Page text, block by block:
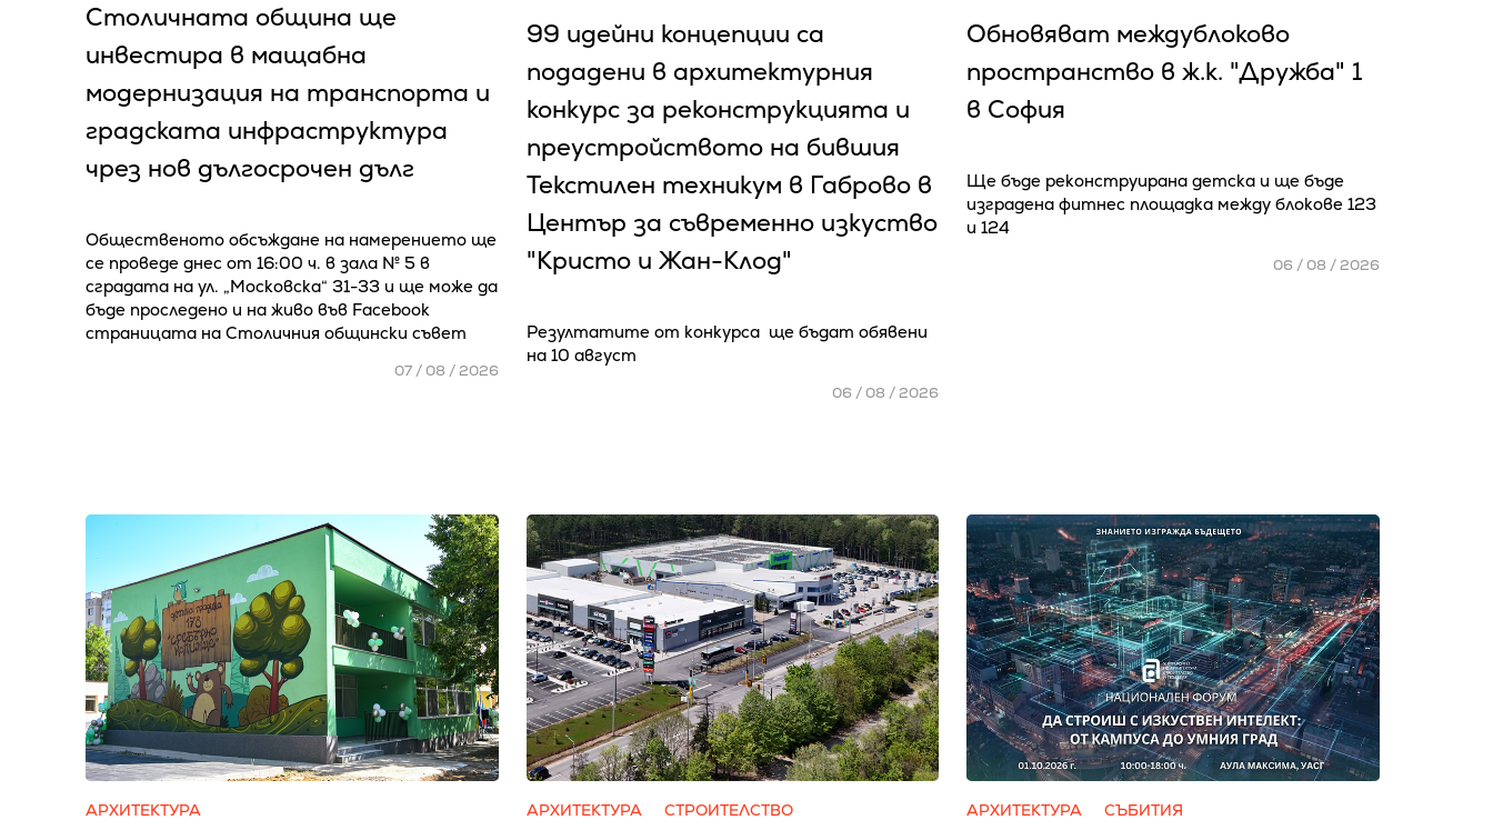
Столичната община ще
инвестира в мащабна
модернизация на транспорта и
градската инфраструктура
чрез нов дългосрочен дълг
Общественото обсъждане на намерението ще
се проведе днес от 16:00 ч. в зала № 5 в
сградата на ул. „Московска“ 31-33 и ще може да
бъде проследено и на живо във Facebook
страницата на Столичния общински съвет
07 / 08 / 2026
99 идейни концепции са
подадени в архитектурния
конкурс за реконструкцията и
преустройството на бившия
Текстилен техникум в Габрово в
Център за съвременно изкуство
"Кристо и Жан-Клод"
Резултатите от конкурса ще бъдат обявени
на 10 август
06 / 08 / 2026
Обновяват междублоково
пространство в ж.к. "Дружба" 1
в София
Ще бъде реконструирана детска и ще бъде
изградена фитнес площадка между блокове 123
и 124
06 / 08 / 2026
АРХИТЕКТУРА АРХИТЕКТУРА СТРОИТЕЛСТВО АРХИТЕКТУРА СЪБИТИЯ